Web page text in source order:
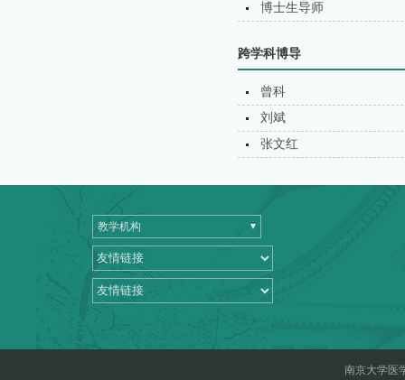
博士生导师
跨学科博导
曾科
刘斌
张文红
教学机构
南京大学医